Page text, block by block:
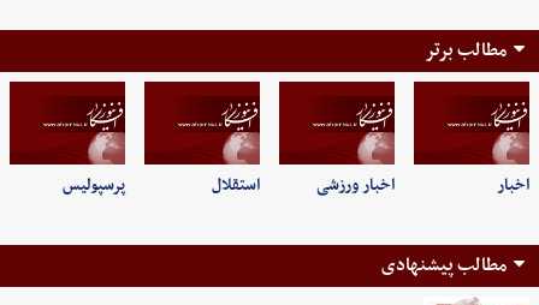
مطالب برتر
اخبار اخبار ورزشی استقلال پرسپولیس
مطالب پیشنهادی